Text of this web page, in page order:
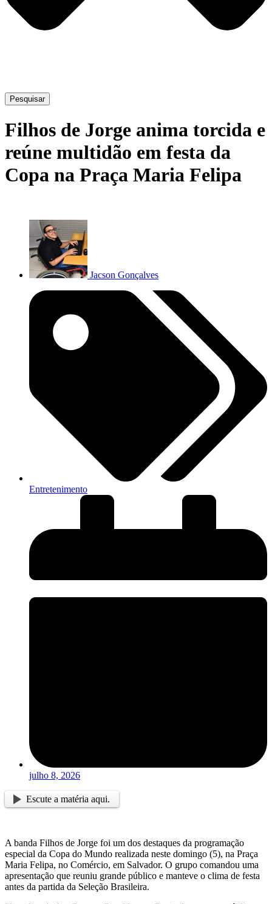
Pesquisar
Filhos de Jorge anima torcida e
reúne multidão em festa da
Copa na Praça Maria Felipa
Jacson Gonçalves
Entretenimento
julho 8, 2026
Escute a matéria aqui.
A banda Filhos de Jorge foi um dos destaques da programação
especial da Copa do Mundo realizada neste domingo (5), na Praça
Maria Felipa, no Comércio, em Salvador. O grupo comandou uma
apresentação que reuniu grande público e manteve o clima de festa
antes da partida da Seleção Brasileira.